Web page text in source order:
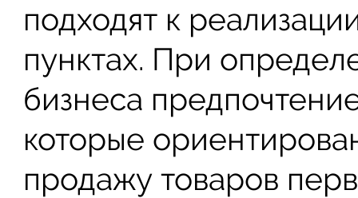
подходят к
пунктах. При
бизнеса
которые
продажу товаров